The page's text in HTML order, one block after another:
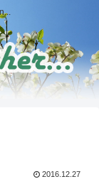
2016.12.27